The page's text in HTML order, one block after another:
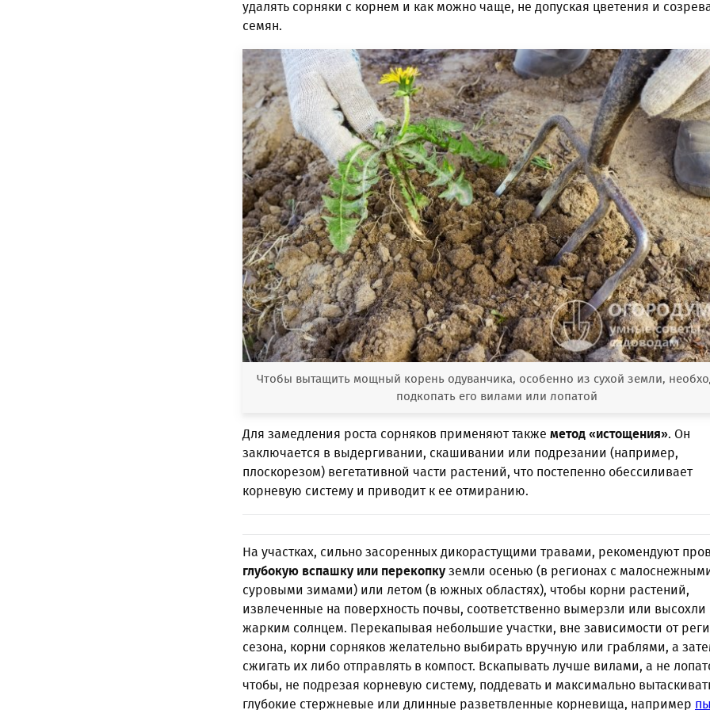
удалять сорняки с корнем и как можно чаще, не допуская цветения и
семян.
Чтобы вытащить мощный корень одуванчика, особенно из сухой земли,
подкопать его вилами или лопатой
Для замедления роста сорняков применяют также метод «истощения». Он
заключается в выдергивании, скашивании или подрезании (например,
плоскорезом) вегетативной части растений, что постепенно обессиливает
корневую систему и приводит к ее отмиранию.
На участках, сильно засоренных дикорастущими травами, рекомендуют
глубокую вспашку или перекопку земли осенью (в регионах с
суровыми зимами) или летом (в южных областях), чтобы корни растений,
извлеченные на поверхность почвы, соответственно вымерзли или высохли
жарким солнцем. Перекапывая небольшие участки, вне зависимости от
сезона, корни сорняков желательно выбирать вручную или граблями, а
сжигать их либо отправлять в компост. Вскапывать лучше вилами, а не
чтобы, не подрезая корневую систему, поддевать и максимально
глубокие стержневые или длинные разветвленные корневища, например